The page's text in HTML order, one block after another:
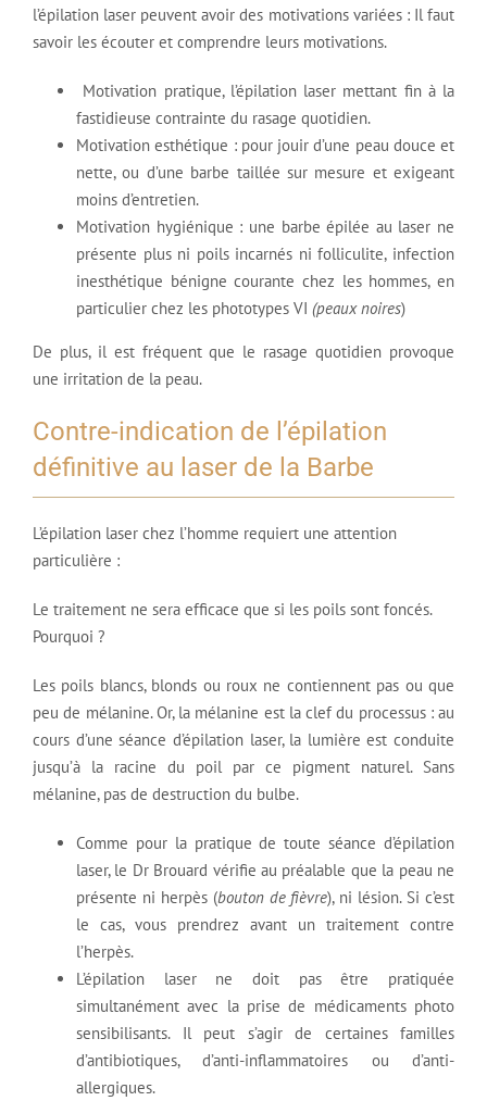
l’épilation laser peuvent avoir des motivations variées : Il faut
savoir les écouter et comprendre leurs motivations.
Motivation pratique, l’épilation laser mettant fin à la
fastidieuse contrainte du rasage quotidien.
Motivation esthétique : pour jouir d’une peau douce et
nette, ou d’une barbe taillée sur mesure et exigeant
moins d’entretien.
Motivation hygiénique : une barbe épilée au laser ne
présente plus ni poils incarnés ni folliculite, infection
inesthétique bénigne courante chez les hommes, en
particulier chez les phototypes VI (peaux noires)
De plus, il est fréquent que le rasage quotidien provoque
une irritation de la peau.
Contre-indication de l’épilation
définitive au laser de la Barbe
L’épilation laser chez l’homme requiert une attention
particulière :
Le traitement ne sera efficace que si les poils sont foncés.
Pourquoi ?
Les poils blancs, blonds ou roux ne contiennent pas ou que
peu de mélanine. Or, la mélanine est la clef du processus : au
cours d’une séance d’épilation laser, la lumière est conduite
jusqu’à la racine du poil par ce pigment naturel. Sans
mélanine, pas de destruction du bulbe.
Comme pour la pratique de toute séance d’épilation
laser, le Dr Brouard vérifie au préalable que la peau ne
présente ni herpès (bouton de fièvre), ni lésion. Si c’est
le cas, vous prendrez avant un traitement contre
l’herpès.
L’épilation laser ne doit pas être pratiquée
simultanément avec la prise de médicaments photo
sensibilisants. Il peut s’agir de certaines familles
d’antibiotiques, d’anti-inflammatoires ou d’anti-
allergiques.